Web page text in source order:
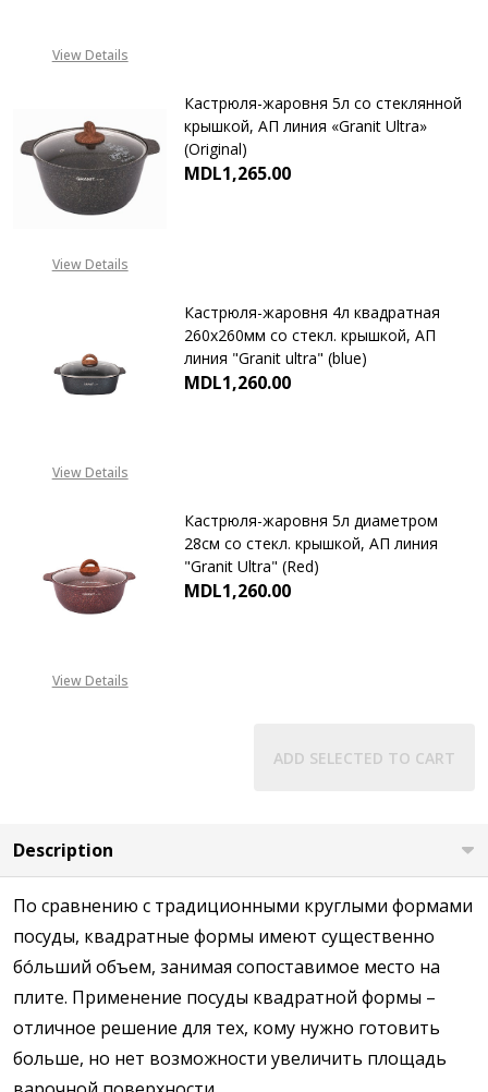
View Details
View Details
Кастрюля-жаровня 5л со стеклянной
крышкой, АП линия «Granit Ultra»
(Original)
MDL1,265.00
View Details
Кастрюля-жаровня 4л квадратная
260х260мм со стекл. крышкой, АП
линия "Granit ultra" (blue)
MDL1,260.00
View Details
Кастрюля-жаровня 5л диаметром
28см со стекл. крышкой, АП линия
"Granit Ultra" (Red)
MDL1,260.00
ADD SELECTED TO CART
Description
По сравнению с традиционными круглыми формами
посуды, квадратные формы имеют существенно
бóльший объем, занимая сопоставимое место на
плите. Применение посуды квадратной формы –
отличное решение для тех, кому нужно готовить
больше, но нет возможности увеличить площадь